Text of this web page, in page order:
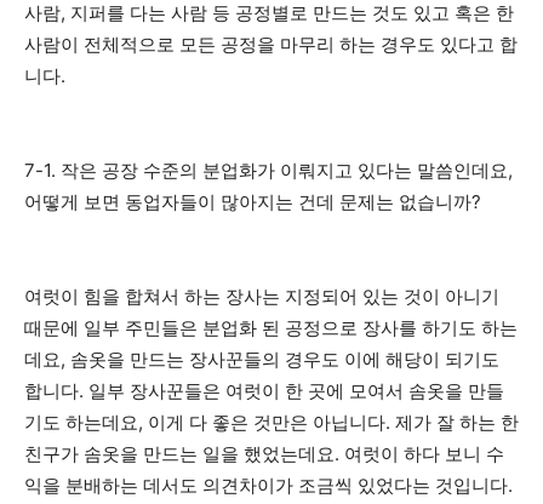
사람, 지퍼를 다는 사람 등 공정별로 만드는 것도 있고 혹은 한
사람이 전체적으로 모든 공정을 마무리 하는 경우도 있다고 합
니다.
7-1. 작은 공장 수준의 분업화가 이뤄지고 있다는 말씀인데요,
어떻게 보면 동업자들이 많아지는 건데 문제는 없습니까?
여럿이 힘을 합쳐서 하는 장사는 지정되어 있는 것이 아니기
때문에 일부 주민들은 분업화 된 공정으로 장사를 하기도 하는
데요, 솜옷을 만드는 장사꾼들의 경우도 이에 해당이 되기도
합니다. 일부 장사꾼들은 여럿이 한 곳에 모여서 솜옷을 만들
기도 하는데요, 이게 다 좋은 것만은 아닙니다. 제가 잘 하는 한
친구가 솜옷을 만드는 일을 했었는데요. 여럿이 하다 보니 수
익을 분배하는 데서도 의견차이가 조금씩 있었다는 것입니다.